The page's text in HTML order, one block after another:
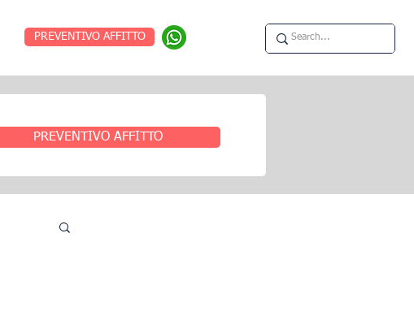
PREVENTIVO AFFITTO
PREVENTIVO AFFITTO